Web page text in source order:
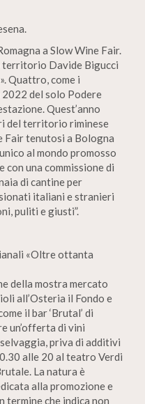
a Slow Wine Fair.
Davide Bigucci
Quattro, come i
del solo Podere
Quest’anno
del territorio riminese
Fair tenutosi a Bologna
al mondo promosso
con una commissione di
di cantine per
italiani e stranieri
puliti e giusti”.
«Oltre ottanta
della mostra mercato
all’Osteria il Fondo e
il bar ‘Brutal’ di
un’offerta di vini
priva di additivi
alle 20 al teatro Verdi
La natura è
alla promozione e
termine che indica non